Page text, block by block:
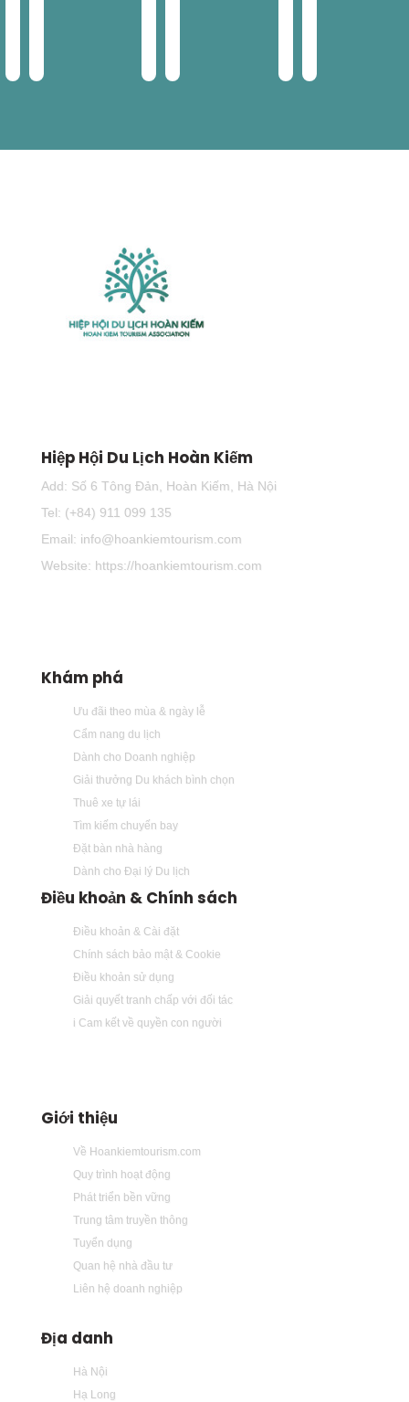
Hiệp Hội Du Lịch Hoàn Kiếm
Add: Số 6 Tông Đản, Hoàn Kiếm, Hà Nội
Tel: (+84) 911 099 135
Email: info@hoankiemtourism.com
Website: https://hoankiemtourism.com
Khám phá
Ưu đãi theo mùa & ngày lễ
Cẩm nang du lịch
Dành cho Doanh nghiệp
Giải thưởng Du khách bình chọn
Thuê xe tự lái
Tìm kiếm chuyến bay
Đặt bàn nhà hàng
Dành cho Đại lý Du lịch
Điều khoản & Chính sách
Điều khoản & Cài đặt
Chính sách bảo mật & Cookie
Điều khoản sử dụng
Giải quyết tranh chấp với đối tác
i Cam kết về quyền con người
Giới thiệu
Về Hoankiemtourism.com
Quy trình hoạt động
Phát triển bền vững
Trung tâm truyền thông
Tuyển dụng
Quan hệ nhà đầu tư
Liên hệ doanh nghiệp
Địa danh
Hà Nội
Hạ Long